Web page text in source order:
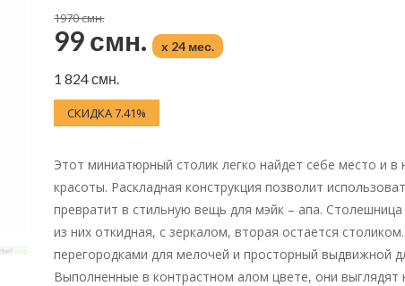
1970 смн.
99 смн. x 24 мес.
1 824 смн.
СКИДКА 7.41%
Этот миниатюрный столик легко найдет себе место и
красоты. Раскладная конструкция позволит
превратит в стильную вещь для мэйк – апа.
из них откидная, с зеркалом, вторая остается
перегородками для мелочей и просторный выдвижной
Выполненные в контрастном алом цвете, они